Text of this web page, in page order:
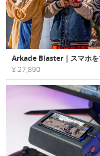
¥ 27,890